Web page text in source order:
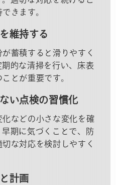
きます。
維持する
蓄積すると滑りやすく
的な清掃を行い、床表
とが重要です。
い点検の習慣化
などの小さな変化を確
期に気づくことで、防
な対応を検討しやすく
計画